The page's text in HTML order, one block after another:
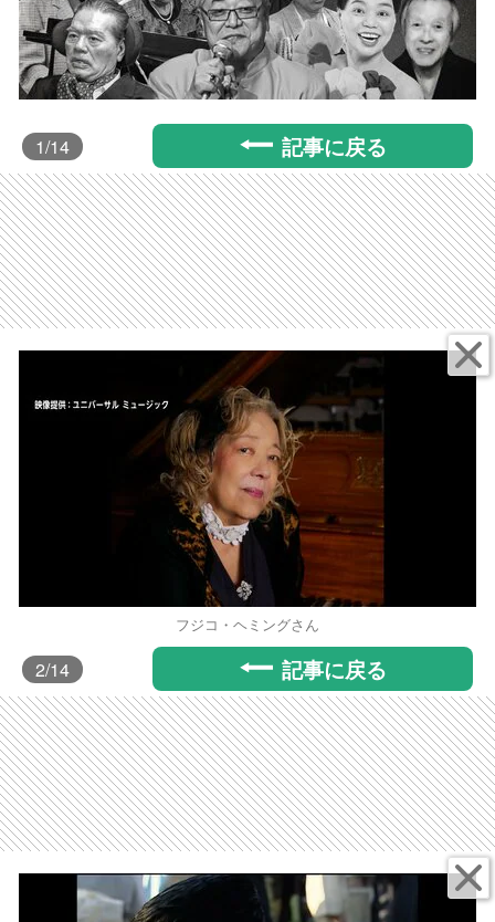
1/14 記事に戻る
フジコ・ヘミングさん
2/14 記事に戻る